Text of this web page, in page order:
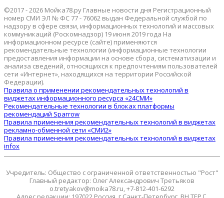
©2017 - 2026 Мойка78.ру Главные новости дня Регистрационный
номер СМИ ЭЛ № ФС 77 - 76062 выдан Федеральной службой по
надзору в сфере связи, информационных технологий и массовых
коммуникаций (Роскомнадзор) 19 июня 2019 года На
информационном ресурсе (сайте) применяются
рекомендательные технологии (информационные технологии
предоставления информации на основе сбора, систематизации и
анализа сведений, относящихся к предпочтениям пользователей
сети «Интернет», находящихся на территории Российской
Федерации).
Правила о применении рекомендательных технологий в
виджетах информационного ресурса «24СМИ»
Рекомендательные технологии в блоках платформы
рекомендаций Sparrow
Правила применения рекомендательных технологий в виджетах
рекламно-обменной сети «СМИ2»
Правила применения рекомендательных технологий в виджетах
infox
Учредитель: Общество с ограниченной ответственностью "Рост"
Главный редактор: Олег Александрович Третьяков
o.tretyakov@moika78.ru, +7-812-401-6292